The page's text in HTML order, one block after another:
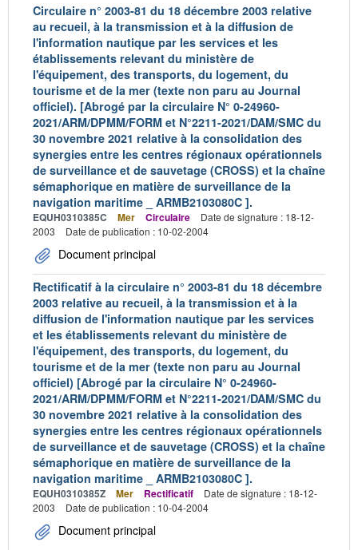
Circulaire n° 2003-81 du 18 décembre 2003 relative
au recueil, à la transmission et à la diffusion de
l'information nautique par les services et les
établissements relevant du ministère de
l'équipement, des transports, du logement, du
tourisme et de la mer (texte non paru au Journal
officiel). [Abrogé par la circulaire N° 0-24960-
2021/ARM/DPMM/FORM et N°2211-2021/DAM/SMC du
30 novembre 2021 relative à la consolidation des
synergies entre les centres régionaux opérationnels
de surveillance et de sauvetage (CROSS) et la chaîne
sémaphorique en matière de surveillance de la
navigation maritime _ ARMB2103080C ].
EQUH0310385C Mer Circulaire
Date de signature : 18-12-
2003
Date de publication : 10-02-2004
Document principal
Rectificatif à la circulaire n° 2003-81 du 18 décembre
2003 relative au recueil, à la transmission et à la
diffusion de l'information nautique par les services
et les établissements relevant du ministère de
l'équipement, des transports, du logement, du
tourisme et de la mer (texte non paru au Journal
officiel) [Abrogé par la circulaire N° 0-24960-
2021/ARM/DPMM/FORM et N°2211-2021/DAM/SMC du
30 novembre 2021 relative à la consolidation des
synergies entre les centres régionaux opérationnels
de surveillance et de sauvetage (CROSS) et la chaîne
sémaphorique en matière de surveillance de la
navigation maritime _ ARMB2103080C ].
EQUH0310385Z Mer Rectificatif
Date de signature : 18-12-
2003
Date de publication : 10-04-2004
Document principal